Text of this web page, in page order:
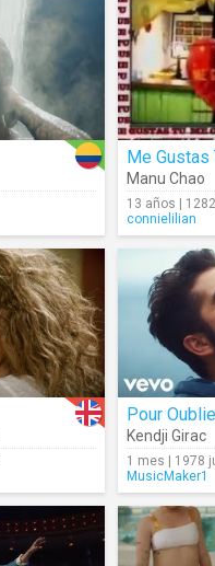
Me Gustas
Manu Chao
13 años |
connielilian
Pour
Kendji Girac
1 mes | 1978
MusicMaker1